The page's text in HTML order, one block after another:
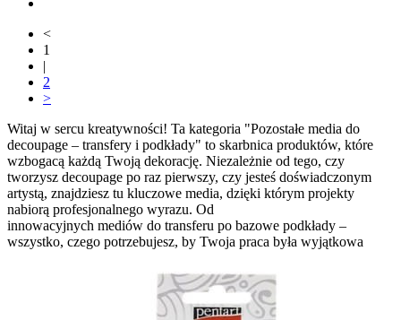
<
1
|
2
>
Witaj w sercu kreatywności! Ta kategoria "Pozostałe media do
decoupage – transfery i podkłady" to skarbnica produktów, które
wzbogacą każdą Twoją dekorację. Niezależnie od tego, czy
tworzysz decoupage po raz pierwszy, czy jesteś doświadczonym
artystą, znajdziesz tu kluczowe media, dzięki którym projekty
nabiorą profesjonalnego wyrazu. Od
innowacyjnych mediów do transferu po bazowe podkłady –
wszystko, czego potrzebujesz, by Twoja praca była wyjątkowa